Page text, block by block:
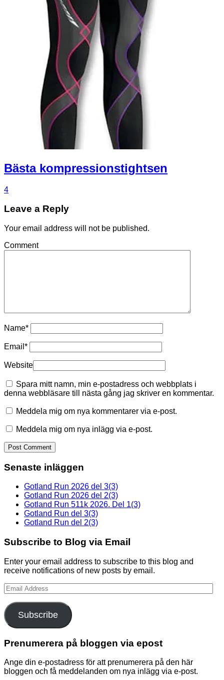
Bästa kompressionstightsen
4
Leave a Reply
Your email address will not be published.
Comment
Name*
Email *
Website
Spara mitt namn, min e-postadress och webbplats i
denna webbläsare till nästa gång jag skriver en kommentar.
Meddela mig om nya kommentarer via e-post.
Meddela mig om nya inlägg via e-post.
Senaste inläggen
Gotland Run 2026 del 3(3)
Gotland Run 2026 del 2(3)
Gotland Run 511k 2026. Del 1(3)
Gotland Run del 3(3)
Gotland Run del 2(3)
Subscribe to Blog via Email
Enter your email address to subscribe to this blog and
receive notifications of new posts by email.
Email
Address
Subscribe
Prenumerera på bloggen via epost
Ange din e-postadress för att prenumerera på den här
bloggen och få meddelanden om nya inlägg via e-post.